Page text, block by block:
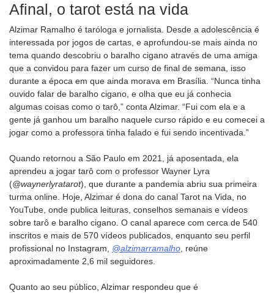
Afinal, o tarot está na vida
Alzimar Ramalho é taróloga e jornalista. Desde a adolescência é
interessada por jogos de cartas, e aprofundou-se mais ainda no
tema quando descobriu o baralho cigano através de uma amiga
que a convidou para fazer um curso de final de semana, isso
durante a época em que ainda morava em Brasília. “Nunca tinha
ouvido falar de baralho cigano, e olha que eu já conhecia
algumas coisas como o tarô,” conta Alzimar. “Fui com ela e a
gente já ganhou um baralho naquele curso rápido e eu comecei a
jogar como a professora tinha falado e fui sendo incentivada.”
Quando retornou a São Paulo em 2021, já aposentada, ela
aprendeu a jogar tarô com o professor Wayner Lyra
(@waynerlyratarot), que durante a pandemia abriu sua primeira
turma online. Hoje, Alzimar é dona do canal Tarot na Vida, no
YouTube, onde publica leituras, conselhos semanais e vídeos
sobre tarô e baralho cigano. O canal aparece com cerca de 540
inscritos e mais de 570 vídeos publicados, enquanto seu perfil
profissional no Instagram, @alzimarramalho , reúne
aproximadamente 2,6 mil seguidores.
Quanto ao seu público, Alzimar respondeu que é